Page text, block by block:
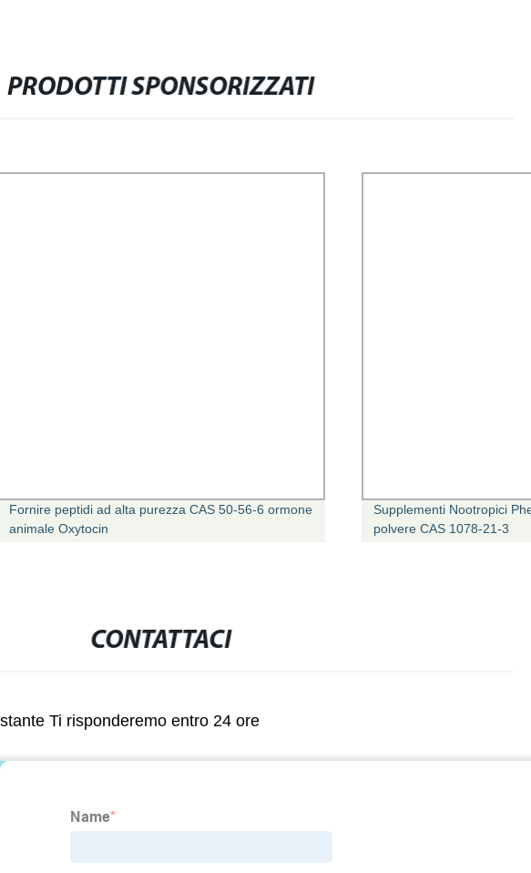
PRODOTTI SPONSORIZZATI
Fornire peptidi ad alta purezza CAS 50-56-6 ormone
animale Oxytocin
Supplementi Nootropici
polvere CAS 1078-21-3
CONTATTACI
Ti risponderemo entro 24 ore